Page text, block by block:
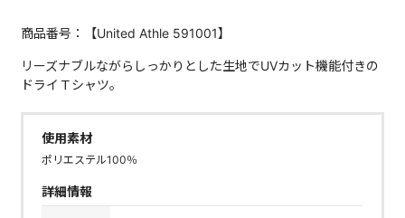
商品番号：【United Athle 591001】
リーズナブルながらしっかりとした生地でUVカット機能付きの
ドライＴシャツ。
使用素材
ポリエステル100％
詳細情報